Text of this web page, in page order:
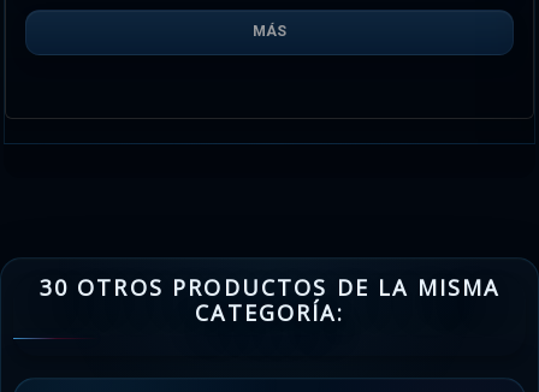
MÁS
30 OTROS PRODUCTOS DE LA MISMA
CATEGORÍA: